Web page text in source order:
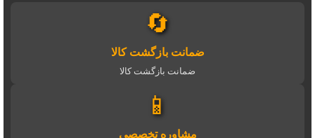
🔄
ضمانت بازگشت کالا
ضمانت بازگشت کالا
📱
مشاوره تخصصی